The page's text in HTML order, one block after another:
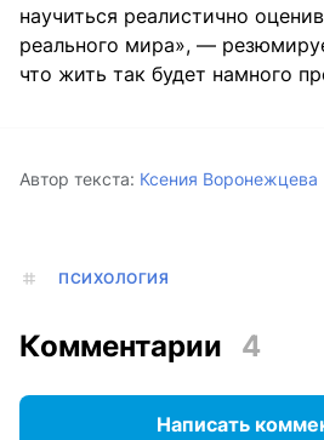
научиться реалистично
реального мира», —
что жить так будет намного
Автор текста: Ксения Воронежцева
ПСИХОЛОГИЯ
Комментарии 4
Написать